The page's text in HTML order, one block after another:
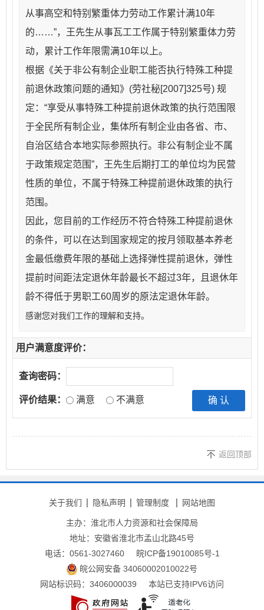
从事高空和特别繁重体力劳动工作累计满10年
的……”，王先生从事瓦工工作属于特别繁重体力劳
动，累计工作年限需满10年以上。
根据《关于非公有制企业职工能否执行特殊工种提
前退休政策问题的通知》(劳社秘[2007]325号) 规
定：“享受从事特殊工种提前退休政策的执行范围限
于全民所有制企业，集体所有制企业由各省、市、
自治区结合本地实际参照执行。非公有制企业不属
于政策规定范围”，王先生后期打工的单位均为民营
性质的单位，不属于特殊工种提前退休政策的执行
范围。
因此，您目前的工作经历不符合特殊工种提前退休
的条件，可以在达到国家规定的按月领取基本养老
金最低缴费年限的基础上选择弹性提前退休，弹性
提前时间距法定退休年龄最长不超过3年，且退休年
龄不得低于男职工60周岁的原法定退休年龄。
感谢您对我们工作的理解和支持。
用户满意度评价：
查询密码：
评价结果： 满意 不满意
返回顶部
关于我们 隐私声明 管理制度 网站地图
主办：淮北市人力资源和社会保障局
地址：安徽省淮北市孟山北路45号
电话：0561-3027460
皖ICP备19010085号-1
皖公网安备 34060002010022号
网站标识码：3406000039
本站已支持IPV6访问